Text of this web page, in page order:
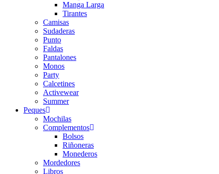
Manga Larga
Tirantes
Camisas
Sudaderas
Punto
Faldas
Pantalones
Monos
Party
Calcetines
Activewear
Summer
Peques
Mochilas
Complementos
Bolsos
Riñoneras
Monederos
Mordedores
Libros